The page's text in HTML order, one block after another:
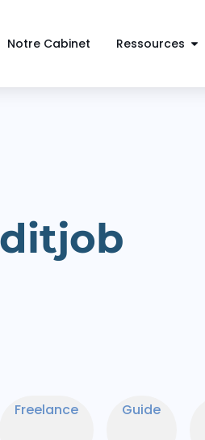
Notre Cabinet Ressources
Freelance Guide